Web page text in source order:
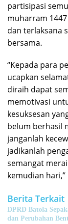
partisipasi
muharram
dan terlaksana
bersama.
“Kepada para
ucapkan
diraih dapat
memotivasi
kesuksesan
belum berhasil
janganlah
jadikanlah
semangat
kemudian
Berita Terkait
DPRD Batola
dan Perubahan